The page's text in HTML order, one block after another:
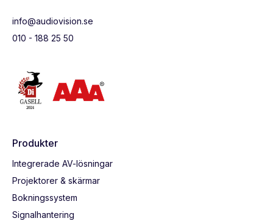
info@audiovision.se
010 - 188 25 50
Produkter
Integrerade AV-lösningar
Projektorer & skärmar
Bokningssystem
Signalhantering